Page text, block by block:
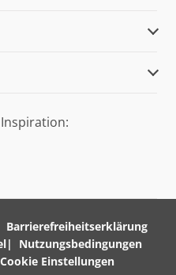
Barrierefreiheitserklärung
Nutzungsbedingungen
Cookie Einstellungen